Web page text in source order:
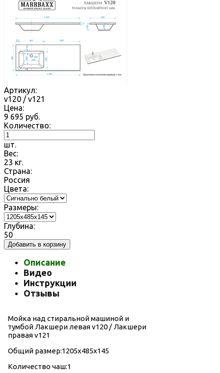
Артикул:
v120 / v121
Цена:
9 695 руб.
Количество:
шт.
Вес:
23 кг.
Страна:
Россия
Цвета:
Размеры:
Глубина:
50
Добавить в корзину
Описание
Видео
Инструкции
Отзывы
Мойка над стиральной машиной и
тумбой Лакшери левая v120 / Лакшери
правая v121
Общий размер:1205х485х145
Количество чаш:1